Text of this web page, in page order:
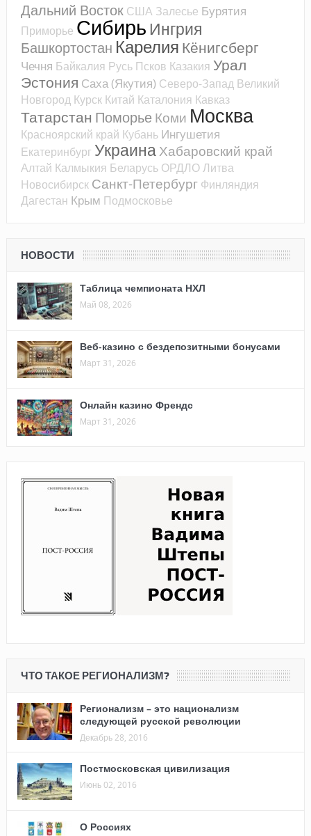
Дальний Восток США Залесье Бурятия
Приморье Сибирь Ингрия
Башкортостан Карелия Кёнигсберг
Чечня Байкалия Русь Псков Казакия Урал
Эстония Саха (Якутия) Северо-Запад Великий
Новгород Курск Китай Каталония Кавказ
Татарстан Поморье Коми Москва
Красноярский край Кубань Ингушетия
Екатеринбург Украина Хабаровский край
Алтай Калмыкия Беларусь ОРДЛОЛитва
Новосибирск Санкт-Петербург Финляндия
Дагестан Крым Подмосковье
НОВОСТИ
Таблица чемпионата НХЛ
Май 08, 2026
Веб-казино с бездепозитными бонусами
Март 31, 2026
Онлайн казино Френдс
Март 31, 2026
ЧТО ТАКОЕ РЕГИОНАЛИЗМ?
Регионализм – это национализм
следующей русской революции
Декабрь 28, 2016
Постмосковская цивилизация
Июнь 02, 2016
О Россиях